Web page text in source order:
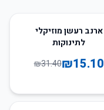
ארנב רעשן מוזיקלי
לתינוקות
₪15.10
₪31.40